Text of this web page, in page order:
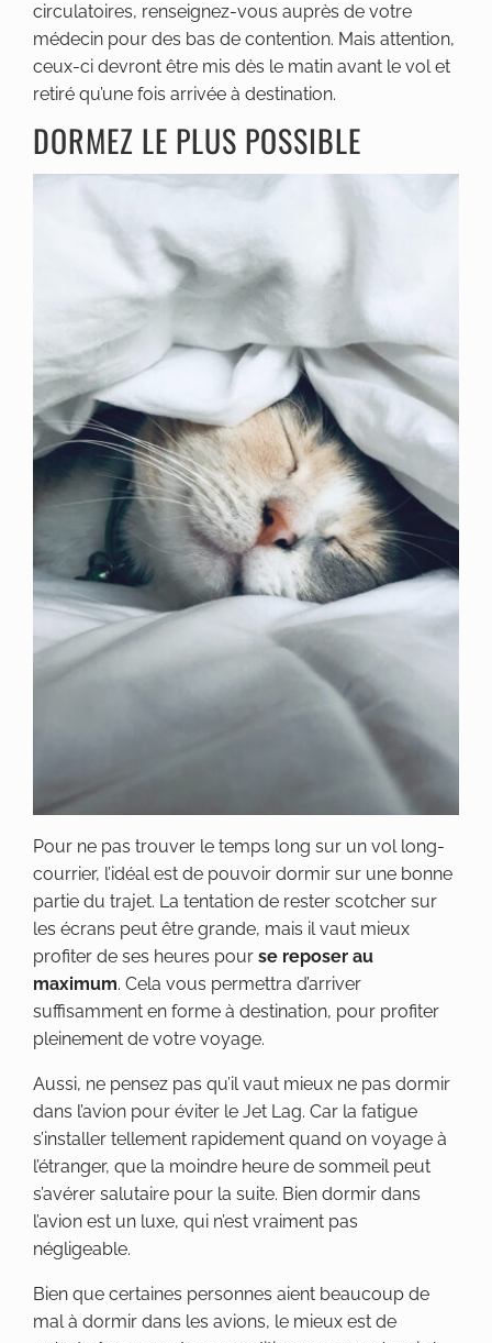
circulatoires, renseignez-vous auprès de votre
médecin pour des bas de contention. Mais attention,
ceux-ci devront être mis dès le matin avant le vol et
retiré qu’une fois arrivée à destination.
DORMEZ LE PLUS POSSIBLE
Pour ne pas trouver le temps long sur un vol long-
courrier, l’idéal est de pouvoir dormir sur une bonne
partie du trajet. La tentation de rester scotcher sur
les écrans peut être grande, mais il vaut mieux
profiter de ses heures pour se reposer au
maximum. Cela vous permettra d’arriver
suffisamment en forme à destination, pour profiter
pleinement de votre voyage.
Aussi, ne pensez pas qu’il vaut mieux ne pas dormir
dans l’avion pour éviter le Jet Lag. Car la fatigue
s’installer tellement rapidement quand on voyage à
l’étranger, que la moindre heure de sommeil peut
s’avérer salutaire pour la suite. Bien dormir dans
l’avion est un luxe, qui n’est vraiment pas
négligeable.
Bien que certaines personnes aient beaucoup de
mal à dormir dans les avions, le mieux est de